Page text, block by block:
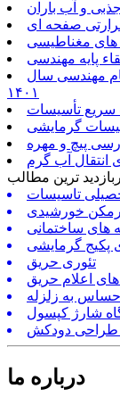
و آب باران
صفحه ای
های مغناطیسی
پایه مهندسی
مهندسی سال
۱۴۰۱
سریع تأسیسات
گرمایشی
پیچ و مهره
انتقال آب گرم
ترین مطالب
تاسیسات
خورشیدی
های ساختمانی
پکیج گرمایشی
تئوری حریق
اعلام حریق
حساس به زلزله
شارژ کپسول
طراحی دودکش
درباره ما